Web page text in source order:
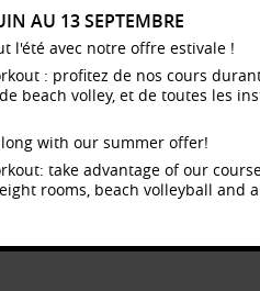
nous sur nos réseaux sociaux (
venu!
de question, vous pouvez vous adresser
).
AU 13 SEPTEMBRE
l'été avec notre offre estivale !
: profitez de nos cours
beach volley, et de toutes les
with our summer offer!
take advantage of our
rooms, beach volleyball